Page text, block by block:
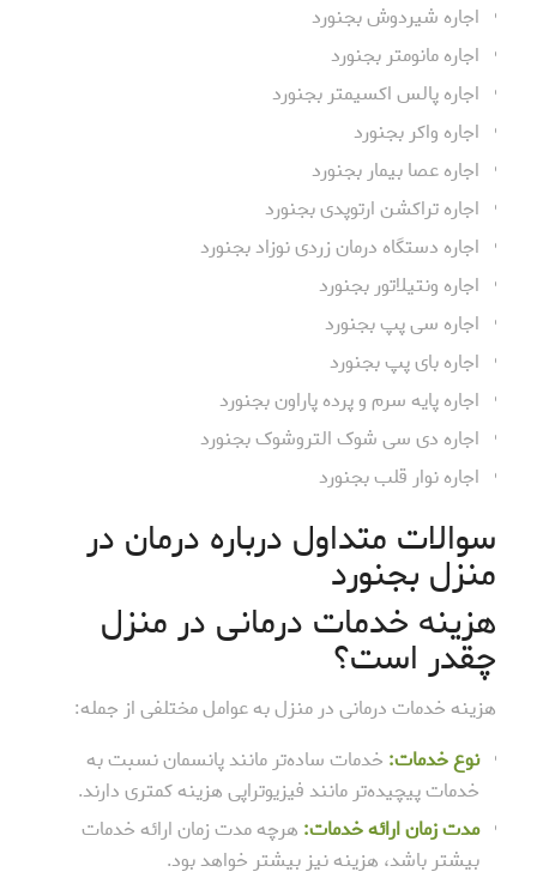
اجاره شیردوش بجنورد
اجاره مانومتر بجنورد
اجاره پالس اکسیمتر بجنورد
اجاره واکر بجنورد
اجاره عصا بیمار بجنورد
اجاره تراکشن ارتوپدی بجنورد
اجاره دستگاه درمان زردی نوزاد بجنورد
اجاره ونتیلاتور بجنورد
اجاره سی پپ بجنورد
اجاره بای پپ بجنورد
اجاره پایه سرم و پرده پاراون بجنورد
اجاره دی سی شوک التروشوک بجنورد
اجاره نوار قلب بجنورد
سوالات متداول درباره درمان در
منزل بجنورد
هزینه خدمات درمانی در منزل
چقدر است؟
هزینه خدمات درمانی در منزل به عوامل مختلفی از جمله:
نوع خدمات: خدمات ساده‌تر مانند پانسمان نسبت به
خدمات پیچیده‌تر مانند فیزیوتراپی هزینه کمتری دارند.
مدت زمان ارائه خدمات: هرچه مدت زمان ارائه خدمات
بیشتر باشد، هزینه نیز بیشتر خواهد بود.